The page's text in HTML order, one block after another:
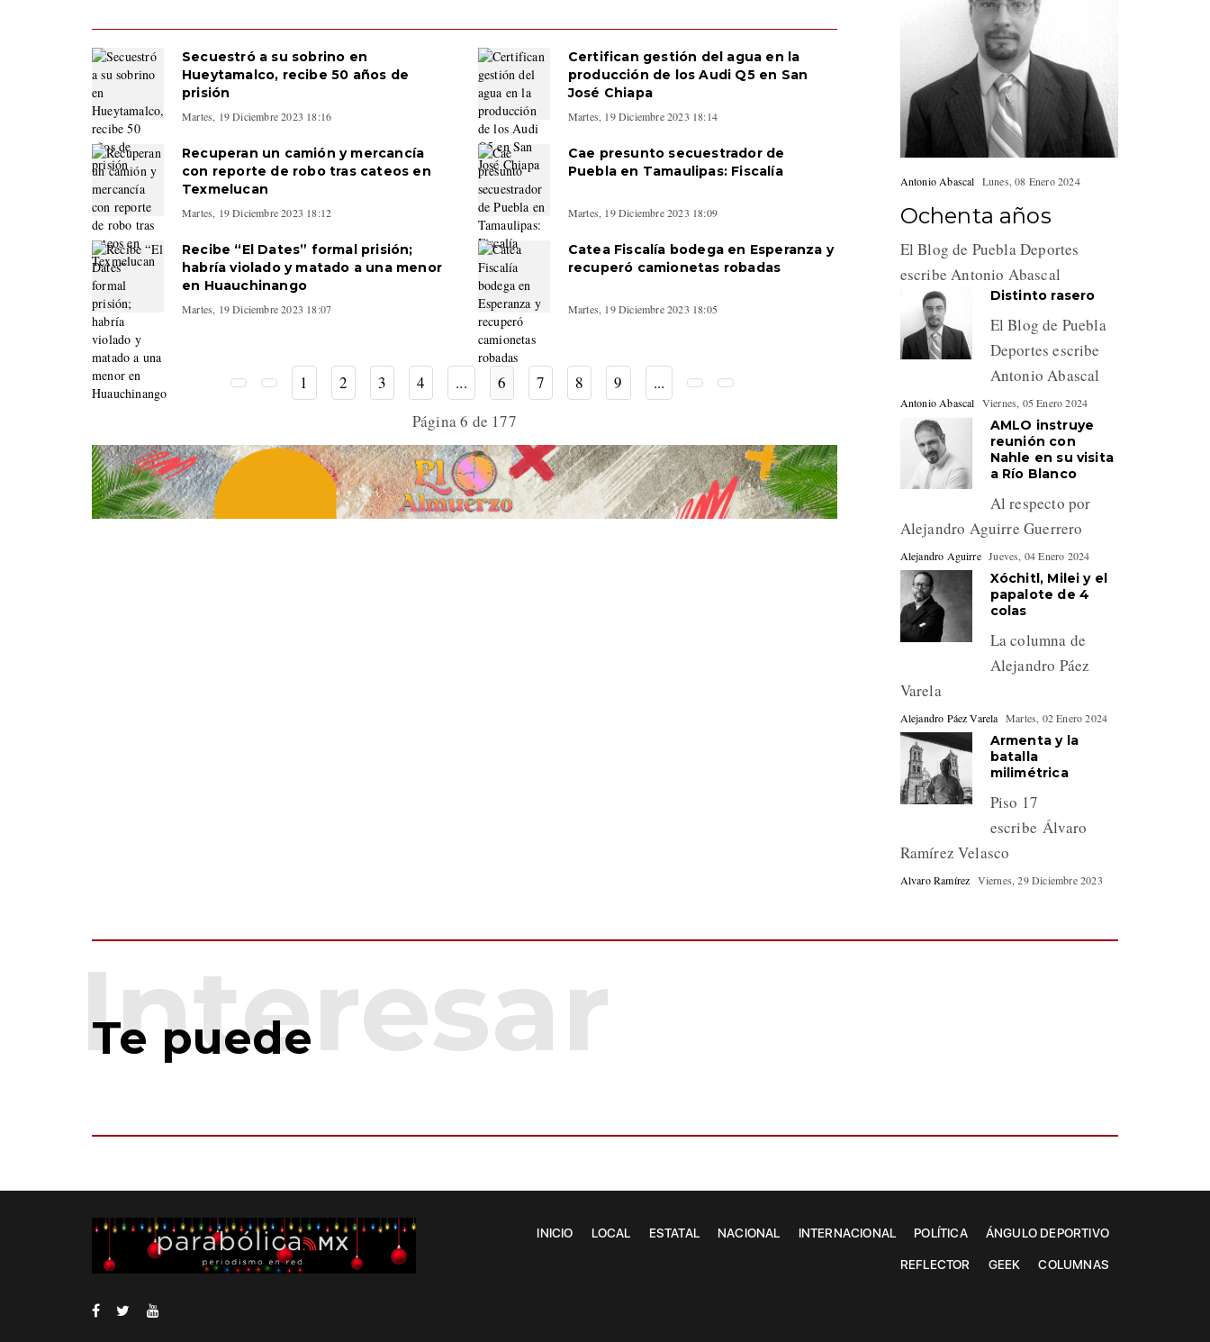
Secuestró a su sobrino en
Hueytamalco, recibe 50 años de
prisión
Martes, 19 Diciembre 2023 18:16
Certifican gestión del agua en la
producción de los Audi Q5 en San
José Chiapa
Martes, 19 Diciembre 2023 18:14
Recuperan un camión y mercancía
con reporte de robo tras cateos en
Texmelucan
Martes, 19 Diciembre 2023 18:12
Cae presunto secuestrador de
Puebla en Tamaulipas: Fiscalía
Martes, 19 Diciembre 2023 18:09
Recibe “El Dates” formal prisión;
habría violado y matado a una menor
en Huauchinango
Martes, 19 Diciembre 2023 18:07
Catea Fiscalía bodega en Esperanza y
recuperó camionetas robadas
Martes, 19 Diciembre 2023 18:05
1 2 3 4 ... 6 7 8 9
...
Página 6 de 177
Antonio Abascal Lunes, 08 Enero 2024
Ochenta años
El Blog de Puebla Deportes
escribe Antonio Abascal
Distinto rasero
El Blog de Puebla
Deportes escribe
Antonio Abascal
Antonio Abascal Viernes, 05 Enero 2024
AMLO instruye
reunión con
Nahle en su visita
a Río Blanco
Al respecto por
Alejandro Aguirre Guerrero
Alejandro Aguirre Jueves, 04 Enero 2024
Xóchitl, Milei y el
papalote de 4
colas
La columna de
Alejandro Páez
Varela
Alejandro Páez Varela Martes, 02 Enero 2024
Armenta y la
batalla
milimétrica
Piso 17
escribe Álvaro
Ramírez Velasco
Alvaro Ramírez Viernes, 29 Diciembre 2023
Te puede
INICIO LOCAL ESTATAL NACIONAL INTERNACIONAL POLÍTICA ÁNGULO DEPORTIVO
REFLECTOR GEEK COLUMNAS